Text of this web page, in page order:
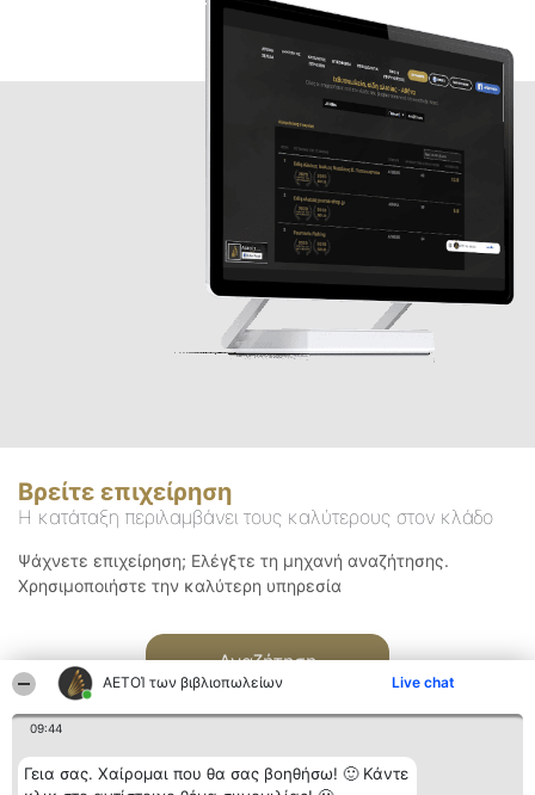
ΑΕΤΟΊ των βιβλιοπωλείων Live chat
09:44
Γεια σας. Χαίρομαι που θα σας βοηθήσω! 🙂 Κάντε
Βρείτε επιχείρηση
Η κατάταξη περιλαμβάνει τους καλύτερους στον κλάδο
Ψάχνετε επιχείρηση; Ελέγξτε τη μηχανή αναζήτησης.
Χρησιμοποιήστε την καλύτερη υπηρεσία
Αναζήτηση